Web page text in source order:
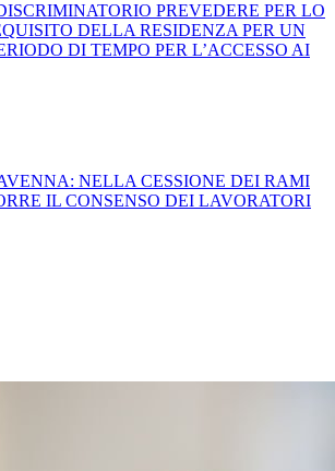
PREVEDERE PER LO
DELLA RESIDENZA PER UN
DI TEMPO PER L’ACCESSO AI
NELLA CESSIONE DEI RAMI
IL CONSENSO DEI LAVORATORI